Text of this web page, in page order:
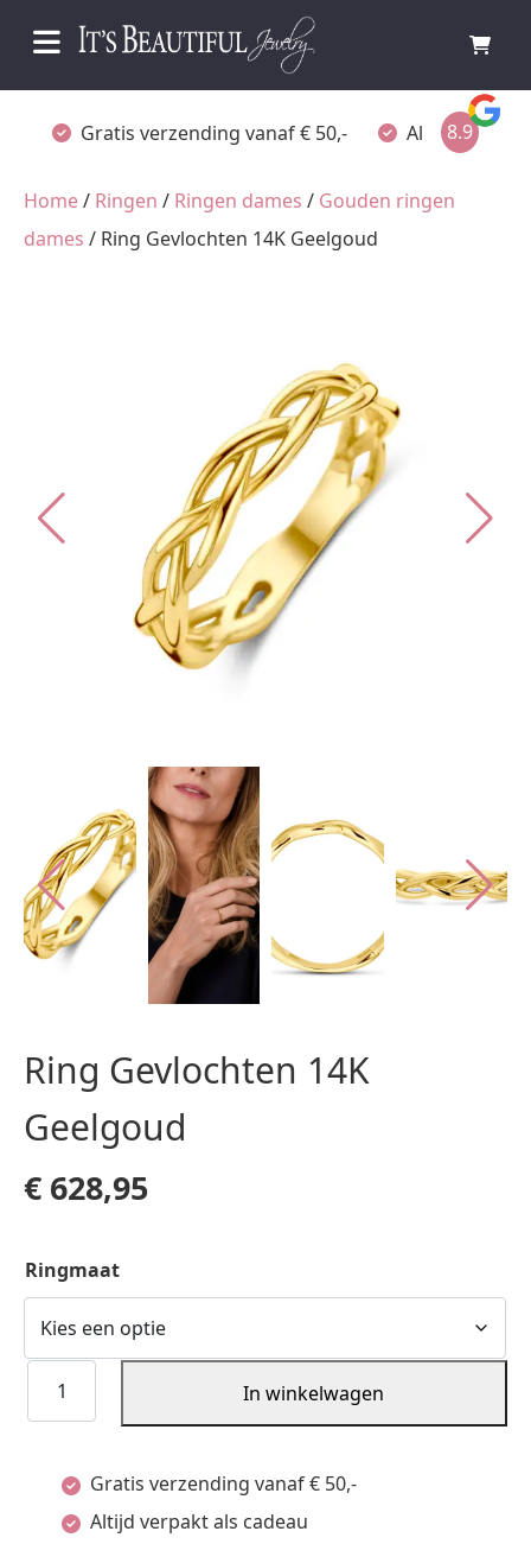
Gratis verzending vanaf € 50,- Altijd verpakt
8.9
Home/ Ringen / Ringen dames / Gouden ringen
dames / Ring Gevlochten 14K Geelgoud
Ring Gevlochten 14K
Geelgoud
€ 628,95
Ringmaat
Ring
Gevlochten
Geelgoud
aantal
In winkelwagen
Gratis verzending vanaf € 50,-
Altijd verpakt als cadeau